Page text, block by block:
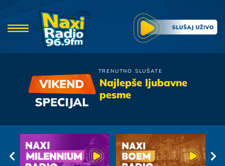
TRENUTNO SLUŠATE
Najlepše ljubavne
pesme
Zeljko Joksimovic